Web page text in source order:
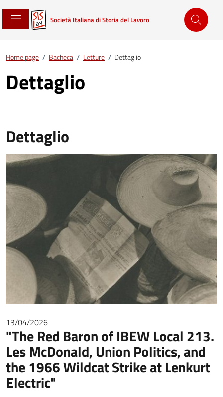
Società Italiana di Storia del Lavoro
Home page / Bacheca / Letture / Dettaglio
Dettaglio
Dettaglio
13/04/2026
"The Red Baron of IBEW Local 213.
Les McDonald, Union Politics, and
the 1966 Wildcat Strike at Lenkurt
Electric"